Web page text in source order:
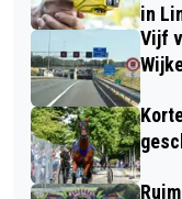
in
Vijf